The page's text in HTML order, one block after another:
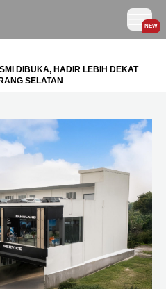
NEW
DIBUKA, HADIR LEBIH DEKAT
SELATAN